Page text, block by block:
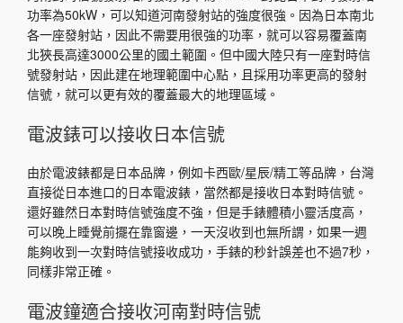
功率為50kW，可以知道河南發射站的強度很強。因為日本南北
各一座發射站，因此不需要用很強的功率，就可以容易覆蓋南
北狹長高達3000公里的國土範圍。但中國大陸只有一座對時信
號發射站，因此建在地理範圍中心點，且採用功率更高的發射
信號，就可以更有效的覆蓋最大的地理區域。
電波錶可以接收日本信號
由於電波錶都是日本品牌，例如卡西歐/星辰/精工等品牌，台灣
直接從日本進口的日本電波錶，當然都是接收日本對時信號。
還好雖然日本對時信號強度不強，但是手錶體積小靈活度高，
可以晚上睡覺前擺在靠窗邊，一天沒收到也無所謂，如果一週
能夠收到一次對時信號接收成功，手錶的秒針誤差也不過7秒，
同樣非常正確。
電波鐘適合接收河南對時信號